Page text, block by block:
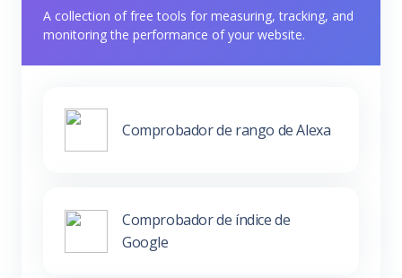
A collection of free tools for measuring, tracking, and
monitoring the performance of your website.
Comprobador de rango de Alexa
Comprobador de índice de
Google